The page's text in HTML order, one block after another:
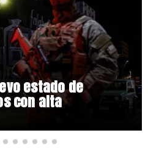
estado de
con alta